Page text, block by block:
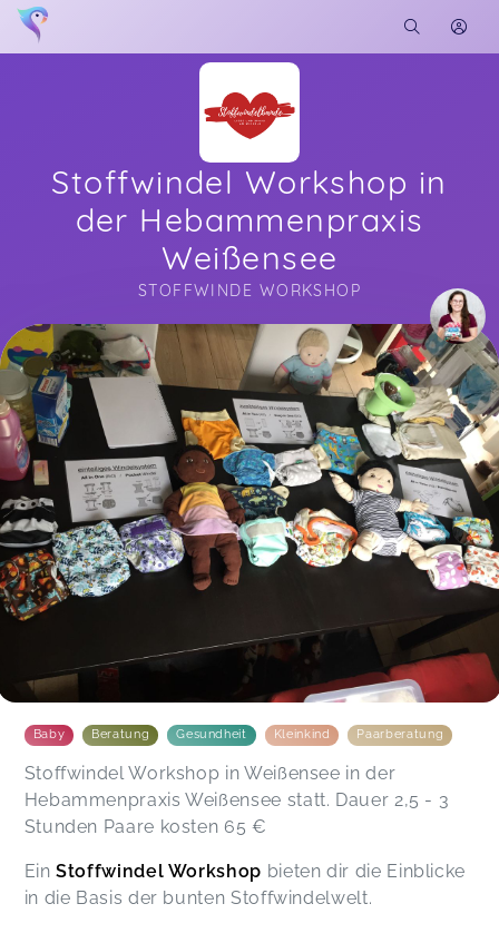
Stoffwindel Workshop in
der Hebammenpraxis
Weißensee
STOFFWINDE WORKSHOP
Soon you will learn more about me here...
Baby Beratung Gesundheit Kleinkind Paarberatung
Stoffwindel Workshop in Weißensee in der
Hebammenpraxis Weißensee statt. Dauer 2,5 - 3
Stunden Paare kosten 65 €
EinStoffwindel Workshop bieten dir die Einblicke
in die Basis der bunten Stoffwindelwelt.